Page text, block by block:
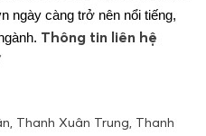
ngày càng trở nên nổi tiếng,
Thông tin liên hệ
Thanh Xuân Trung, Thanh